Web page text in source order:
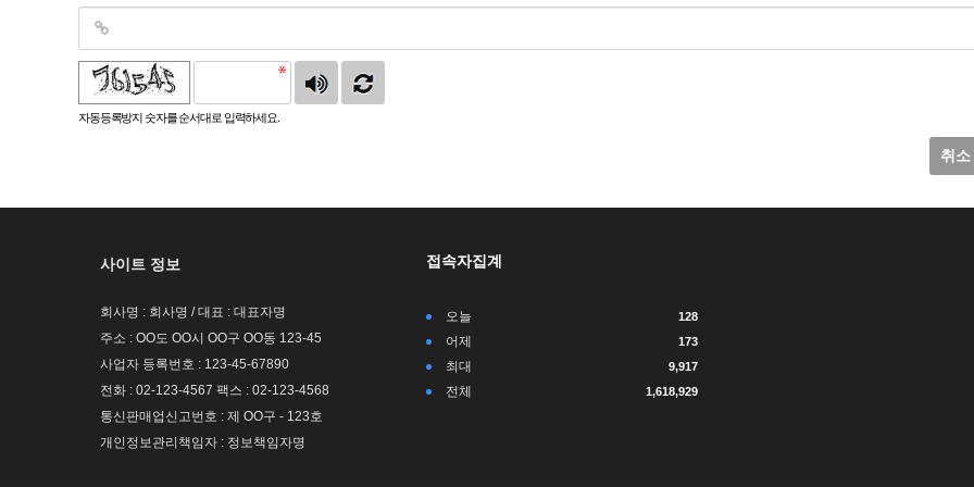
자동등록방지 숫자를 순서대로 입력하세요.
취소
사이트 정보
회사명 : 회사명 / 대표 : 대표자명
주소 : OO도 OO시 OO구 OO동 123-45
사업자 등록번호 : 123-45-67890
전화 : 02-123-4567 팩스 : 02-123-4568
통신판매업신고번호 : 제 OO구 - 123호
개인정보관리책임자 : 정보책임자명
접속자집계
오늘 128
어제 173
최대 9,917
전체 1,618,929